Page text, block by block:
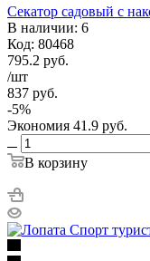
Секатор садовый с
В наличии: 6
Код: 80468
795.2 руб.
/шт
837 руб.
-5%
Экономия 41.9 руб.
В корзину